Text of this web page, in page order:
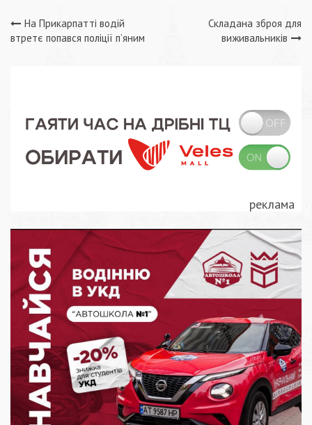
Навігація
На Прикарпатті водій
втретє попався поліції п’яним
Складана зброя для
виживальників